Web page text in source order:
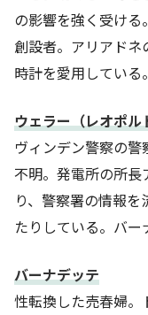
の影響を強く受け
創設者。アリアド
時計を愛用している。
ウェラー（レオポル
ヴィンデン警察の
不明。発電所の所
り、警察署の情報
たりしている。バー
バーナデッテ
性転換した売春婦。